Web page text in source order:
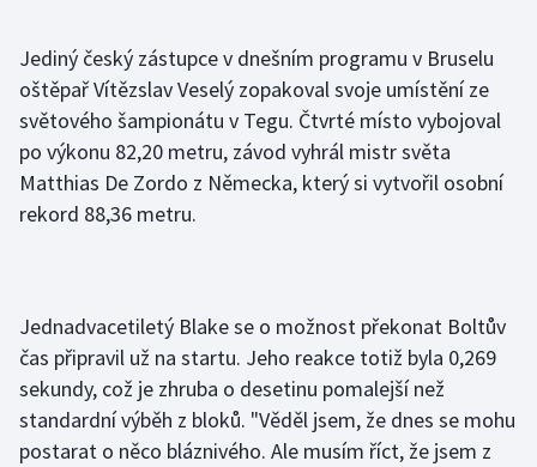
Judo
Krasobruslení
Lezení
Moderní pětiboj
Motorsport
Olympijské hry
Jediný český zástupce v dnešním programu v Bruselu
oštěpař Vítězslav Veselý zopakoval svoje umístění ze
světového šampionátu v Tegu. Čtvrté místo vybojoval
po výkonu 82,20 metru, závod vyhrál mistr světa
Matthias De Zordo z Německa, který si vytvořil osobní
rekord 88,36 metru.
Jednadvacetiletý Blake se o možnost překonat Boltův
čas připravil už na startu. Jeho reakce totiž byla 0,269
sekundy, což je zhruba o desetinu pomalejší než
standardní výběh z bloků. "Věděl jsem, že dnes se mohu
postarat o něco bláznivého. Ale musím říct, že jsem z